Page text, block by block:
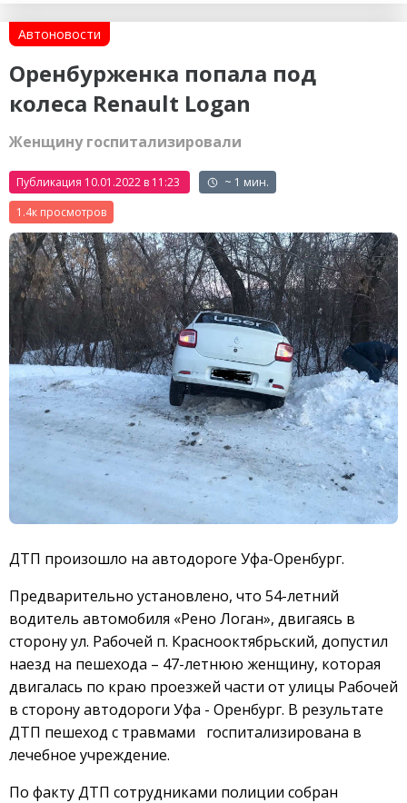
Автоновости
Оренбурженка попала под
колеса Renault Logan
Женщину госпитализировали
Публикация 10.01.2022 в 11:23
~ 1 мин.
1.4к
ДТП произошло на автодороге Уфа-Оренбург.
Предварительно установлено, что 54-летний
водитель автомобиля «Рено Логан», двигаясь в
сторону ул. Рабочей п. Краснооктябрьский, допустил
наезд на пешехода – 47-летнюю женщину, которая
двигалась по краю проезжей части от улицы Рабочей
в сторону автодороги Уфа - Оренбург. В результате
ДТП пешеход с травмами госпитализирована в
лечебное учреждение.
По факту ДТП сотрудниками полиции собран